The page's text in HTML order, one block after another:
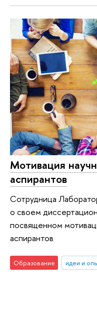
Мотивация
аспирантов
Сотрудница
о своем
посвященном
аспирантов
Образование идеи и